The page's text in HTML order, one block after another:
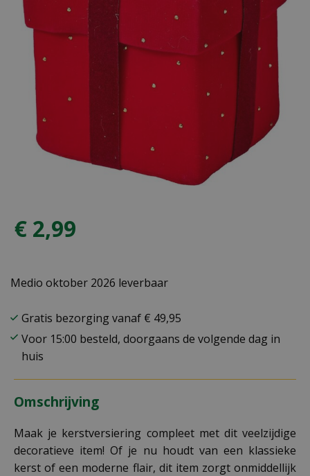
€ 2,99
Medio oktober 2026 leverbaar
Gratis bezorging vanaf € 49,95
Voor 15:00 besteld, doorgaans de volgende dag in
huis
Omschrijving
Maak je kerstversiering compleet met dit veelzijdige
decoratieve item! Of je nu houdt van een klassieke
kerst of een moderne flair, dit item zorgt onmiddellijk